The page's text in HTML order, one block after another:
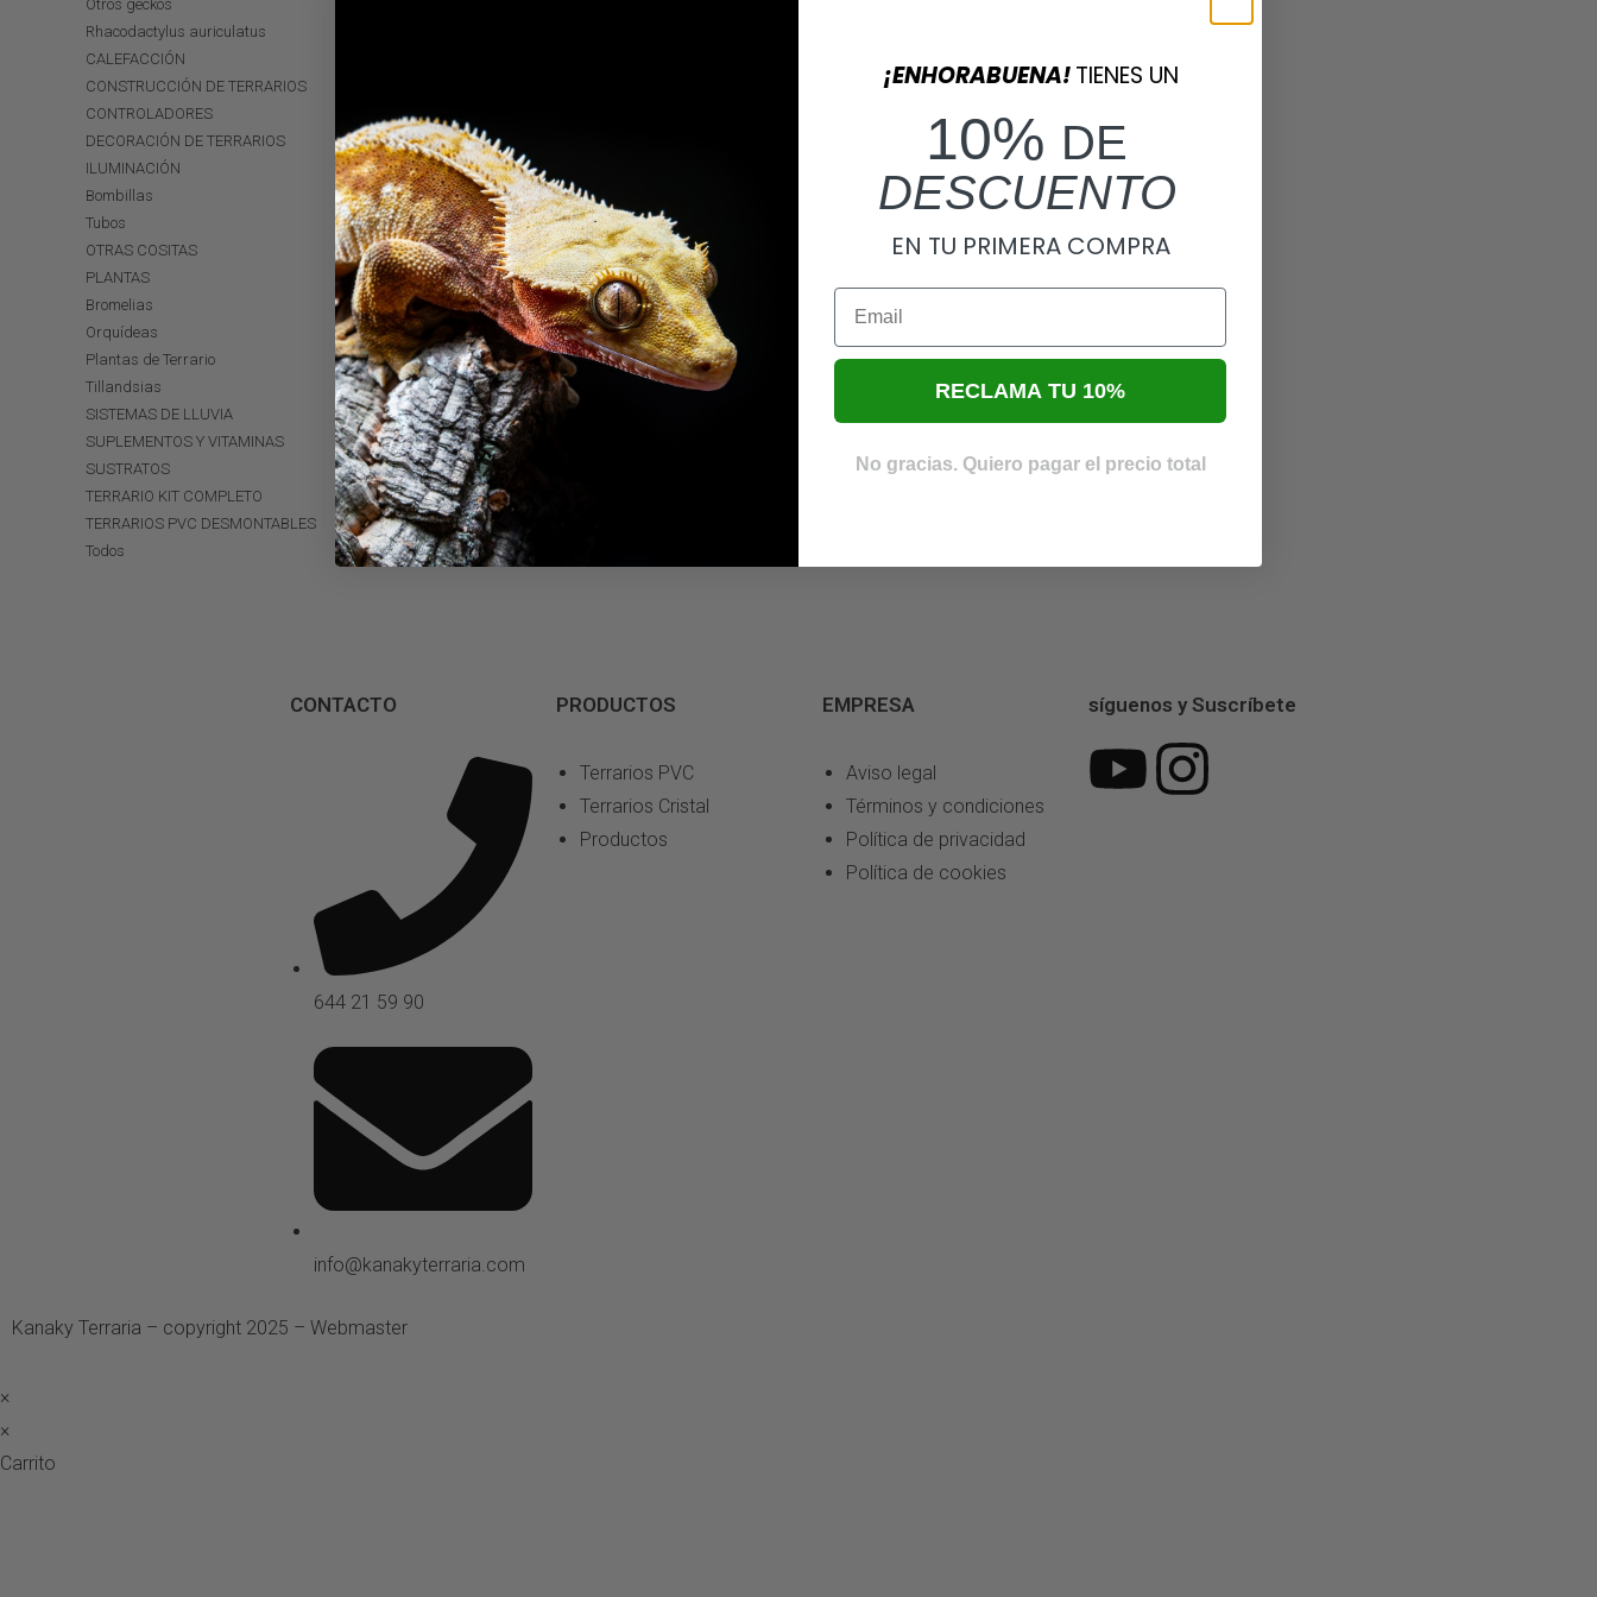
Otros geckos
Rhacodactylus auriculatus
CALEFACCIÓN
CONSTRUCCIÓN DE TERRARIOS
CONTROLADORES
DECORACIÓN DE TERRARIOS
ILUMINACIÓN
Bombillas
Tubos
OTRAS COSITAS
PLANTAS
Bromelias
Orquídeas
Plantas de Terrario
Tillandsias
SISTEMAS DE LLUVIA
SUPLEMENTOS Y VITAMINAS
SUSTRATOS
TERRARIO KIT COMPLETO
TERRARIOS PVC DESMONTABLES
Todos
CONTACTO
644 21 59 90
info@kanakyterraria.com
PRODUCTOS
Terrarios PVC
Terrarios Cristal
Productos
EMPRESA
Aviso legal
Términos y condiciones
Política de privacidad
Política de cookies
síguenos y Suscríbete
Kanaky Terraria – copyright 2025 – Webmaster
×
×
Carrito
¡ENHORABUENA! TIENES UN
10% DE
DESCUENTO
EN TU PRIMERA COMPRA
Email
RECLAMA TU 10%
No gracias. Quiero pagar el precio total